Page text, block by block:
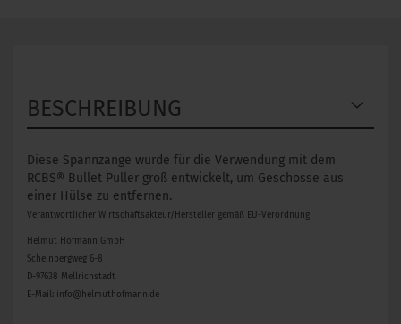
BESCHREIBUNG
Diese Spannzange wurde für die Verwendung mit dem
RCBS® Bullet Puller groß entwickelt, um Geschosse aus
einer Hülse zu entfernen.
Verantwortlicher Wirtschaftsakteur/Hersteller gemäß EU-Verordnung
Helmut Hofmann GmbH
Scheinbergweg 6-8
D-97638 Mellrichstadt
E-Mail: info@helmuthofmann.de